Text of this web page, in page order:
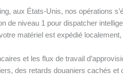
aux États-Unis, nos opérations
de niveau 1 pour dispatcher
matériel est expédié
et les flux de travail
des retards douaniers cachés et